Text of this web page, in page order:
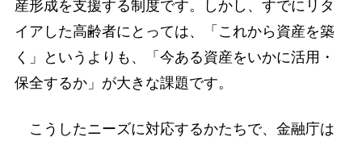
産形成を支援する制度です。しかし、すでにリタ
イアした高齢者にとっては、「これから資産を築
く」というよりも、「今ある資産をいかに活用・
保全するか」が大きな課題です。
こうしたニーズに対応するかたちで、金融庁は